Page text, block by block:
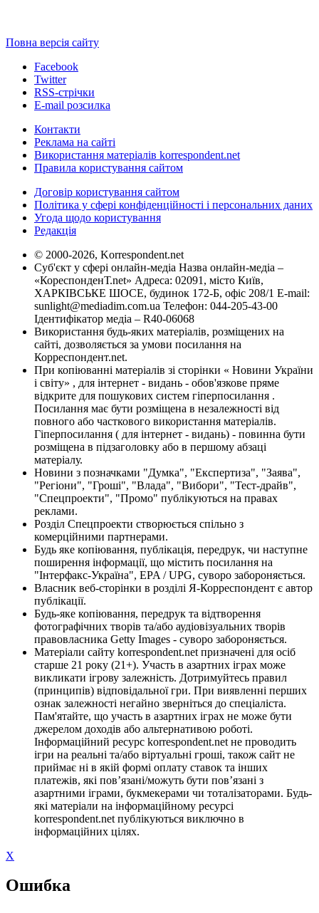
Повна версія сайту
Facebook
Twitter
RSS-стрічки
E-mail розсилка
Контакти
Реклама на сайті
Використання матеріалів korrespondent.net
Правила користування сайтом
Договір користування сайтом
Політика у сфері конфіденційності і персональних даних
Угода щодо користування
Редакція
© 2000-2026, Korrespondent.net
Суб'єкт у сфері онлайн-медіа Назва онлайн-медіа –
«КореспонденТ.net» Адреса: 02091, місто Київ,
ХАРКІВСЬКЕ ШОСЕ, будинок 172-Б, офіс 208/1 E-mail:
sunlight@mediadim.com.ua Телефон: 044-205-43-00
Ідентифікатор медіа – R40-06068
Використання будь-яких матеріалів, розміщених на
сайті, дозволяється за умови посилання на
Корреспондент.net.
При копіюванні матеріалів зі сторінки « Новини України
і світу» , для інтернет - видань - обов'язкове пряме
відкрите для пошукових систем гіперпосилання .
Посилання має бути розміщена в незалежності від
повного або часткового використання матеріалів.
Гіперпосилання ( для інтернет - видань) - повинна бути
розміщена в підзаголовку або в першому абзаці
матеріалу.
Новини з позначками "Думка", "Експертиза", "Заява",
"Регіони", "Гроші", "Влада", "Вибори", "Тест-драйв",
"Спецпроекти", "Промо" публікуються на правах
реклами.
Розділ Спецпроекти створюється спільно з
комерційними партнерами.
Будь яке копіювання, публікація, передрук, чи наступне
поширення інформації, що містить посилання на
"Інтерфакс-Україна", EPA / UPG, суворо забороняється.
Власник веб-сторінки в розділі Я-Корреспондент є автор
публікації.
Будь-яке копіювання, передрук та відтворення
фотографічних творів та/або аудіовізуальних творів
правовласника Getty Images - суворо забороняється.
Матеріали сайту korrespondent.net призначені для осіб
старше 21 року (21+). Участь в азартних іграх може
викликати ігрову залежність. Дотримуйтесь правил
(принципів) відповідальної гри. При виявленні перших
ознак залежності негайно зверніться до спеціаліста.
Пам'ятайте, що участь в азартних іграх не може бути
джерелом доходів або альтернативою роботі.
Інформаційний ресурс korrespondent.net не проводить
ігри на реальні та/або віртуальні гроші, також сайт не
приймає ні в якій формі оплату ставок та інших
платежів, які пов’язані/можуть бути пов’язані з
азартними іграми, букмекерами чи тоталізаторами. Будь-
які матеріали на інформаційному ресурсі
korrespondent.net публікуються виключно в
інформаційних цілях.
X
Ошибка